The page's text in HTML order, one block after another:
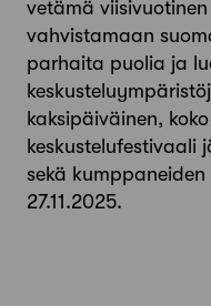
vetämä
vahvistamaan
parhaita puolia ja
kaksipäiväinen,
keskustelufestivaali
sekä
27.11.2025.